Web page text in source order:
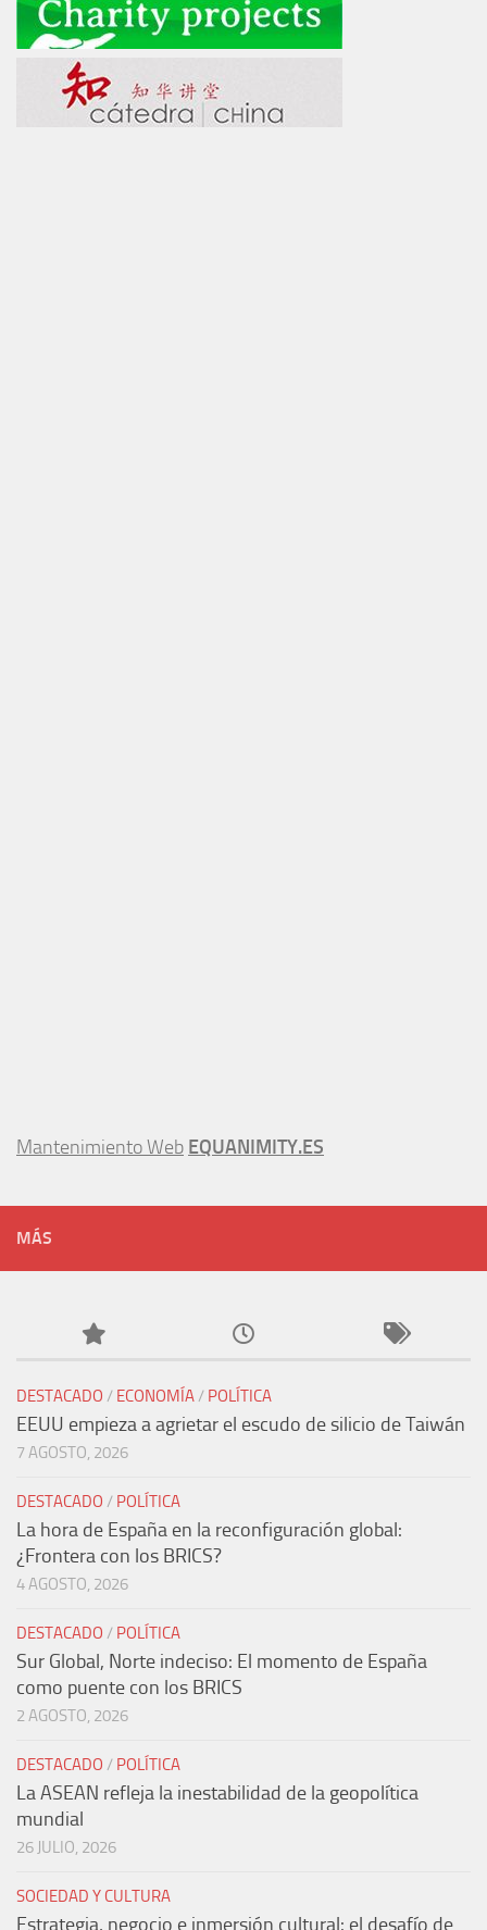
Mantenimiento Web EQUANIMITY.ES
MÁS
DESTACADO / ECONOMÍA / POLÍTICA
EEUU empieza a agrietar el escudo de silicio de Taiwán
7 AGOSTO, 2026
DESTACADO / POLÍTICA
La hora de España en la reconfiguración global:
¿Frontera con los BRICS?
4 AGOSTO, 2026
DESTACADO / POLÍTICA
Sur Global, Norte indeciso: El momento de España
como puente con los BRICS
2 AGOSTO, 2026
DESTACADO / POLÍTICA
La ASEAN refleja la inestabilidad de la geopolítica
mundial
26 JULIO, 2026
SOCIEDAD Y CULTURA
Estrategia, negocio e inmersión cultural: el desafío de